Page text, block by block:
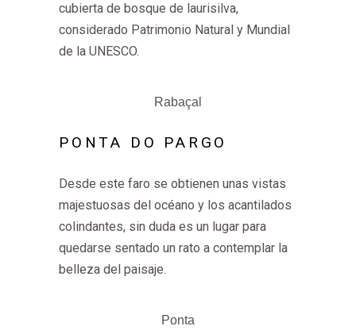
cubierta de bosque de laurisilva,
considerado Patrimonio Natural y Mundial
de la UNESCO.
Rabaçal
PONTA DO PARGO
Desde este faro se obtienen unas vistas
majestuosas del océano y los acantilados
colindantes, sin duda es un lugar para
quedarse sentado un rato a contemplar la
belleza del paisaje.
Ponta